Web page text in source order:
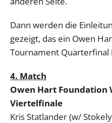
Dann werden die
gezeigt, das ein Owen
Tournament Quarterfinal
4. Match
Owen Hart Foundation
Viertelfinale
Kris Statlander (w/